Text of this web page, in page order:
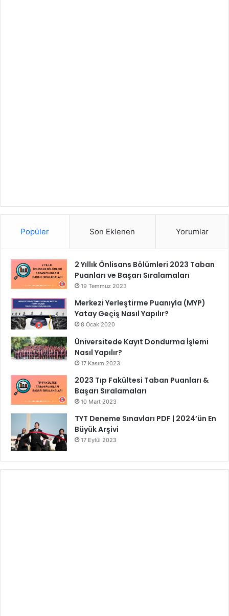
Popüler Son Eklenen Yorumlar
2 Yıllık Önlisans Bölümleri 2023 Taban
Puanları ve Başarı Sıralamaları
19 Temmuz 2023
Merkezi Yerleştirme Puanıyla (MYP)
Yatay Geçiş Nasıl Yapılır?
8 Ocak 2020
Üniversitede Kayıt Dondurma İşlemi
Nasıl Yapılır?
17 Kasım 2023
2023 Tıp Fakültesi Taban Puanları &
Başarı Sıralamaları
10 Mart 2023
TYT Deneme Sınavları PDF | 2024’ün En
Büyük Arşivi
17 Eylül 2023